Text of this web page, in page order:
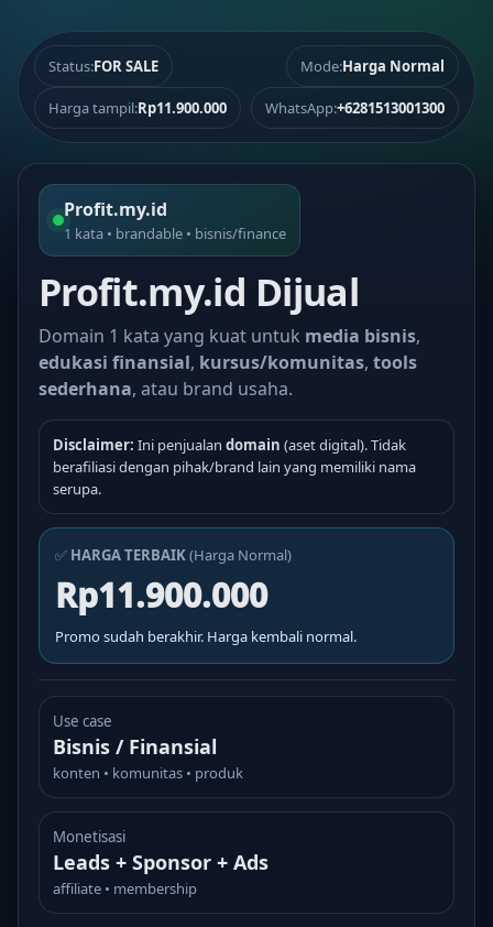
Status:FOR SALE Mode:Harga Normal
Harga tampil:Rp11.900.000 WhatsApp:+6281513001300
Profit.my.id
1 kata • brandable • bisnis/finance
Profit.my.id Dijual
Domain 1 kata yang kuat untuk media bisnis,
edukasi finansial, kursus/komunitas, tools
sederhana, atau brand usaha.
Disclaimer: Ini penjualan domain (aset digital). Tidak
berafiliasi dengan pihak/brand lain yang memiliki nama
serupa.
✅ HARGA TERBAIK(Harga Normal)
Rp11.900.000
Promo sudah berakhir. Harga kembali normal.
Use case
Bisnis / Finansial
konten • komunitas • produk
Monetisasi
Leads + Sponsor + Ads
affiliate • membership